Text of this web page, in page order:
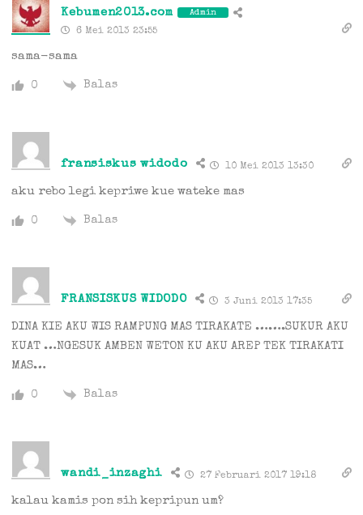
Kebumen2013.com Admin
6 Mei 2013 23:55
sama-sama
0 Balas
fransiskus widodo 10 Mei 2013 13:30
aku rebo legi kepriwe kue wateke mas
0 Balas
FRANSISKUS WIDODO 3 Juni 2013 17:35
DINA KIE AKU WIS RAMPUNG MAS TIRAKATE …….SUKUR AKU
KUAT …NGESUK AMBEN WETON KU AKU AREP TEK TIRAKATI
MAS…
0 Balas
wandi_inzaghi 27 Februari 2017 19:18
kalau kamis pon sih kepripun um?